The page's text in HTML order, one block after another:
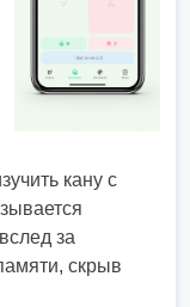
кану с
за
скрыв